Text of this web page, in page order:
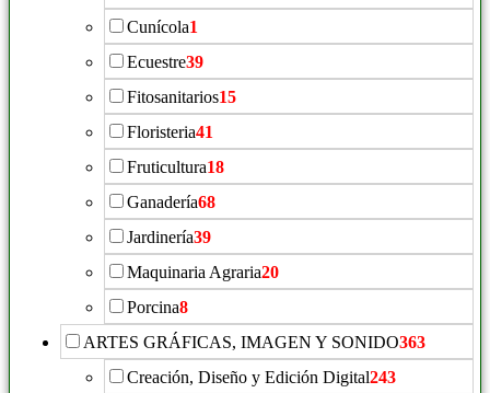
Cunícola1
Ecuestre39
Fitosanitarios15
Floristeria41
Fruticultura18
Ganadería68
Jardinería39
Maquinaria Agraria20
Porcina8
ARTES GRÁFICAS, IMAGEN Y SONIDO363
Creación, Diseño y Edición Digital243